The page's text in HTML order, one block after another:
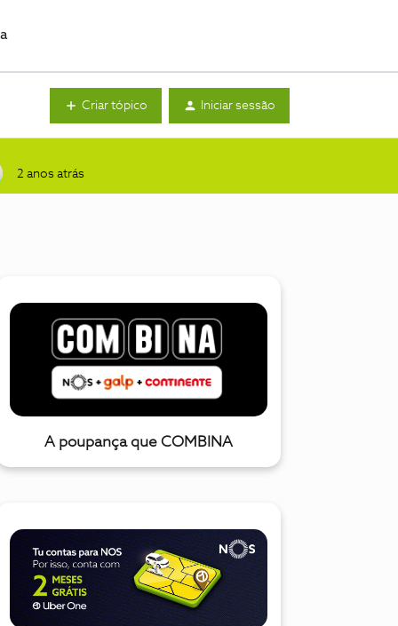
Criar tópico Iniciar sessão
2 anos atrás
A poupança que COMBINA